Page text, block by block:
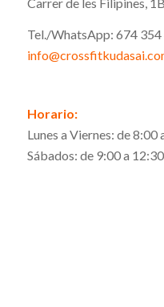
Tel./WhatsApp: 674 354
Horario:
Lunes a Viernes: de 8:00
Sábados: de 9:00 a